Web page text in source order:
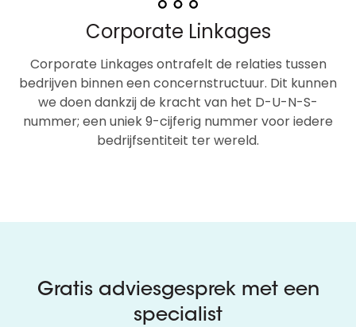
Corporate Linkages
Corporate Linkages ontrafelt de relaties tussen
bedrijven binnen een concernstructuur. Dit kunnen
we doen dankzij de kracht van het D-U-N-S-
nummer; een uniek 9-cijferig nummer voor iedere
bedrijfsentiteit ter wereld.
Gratis adviesgesprek met een
specialist